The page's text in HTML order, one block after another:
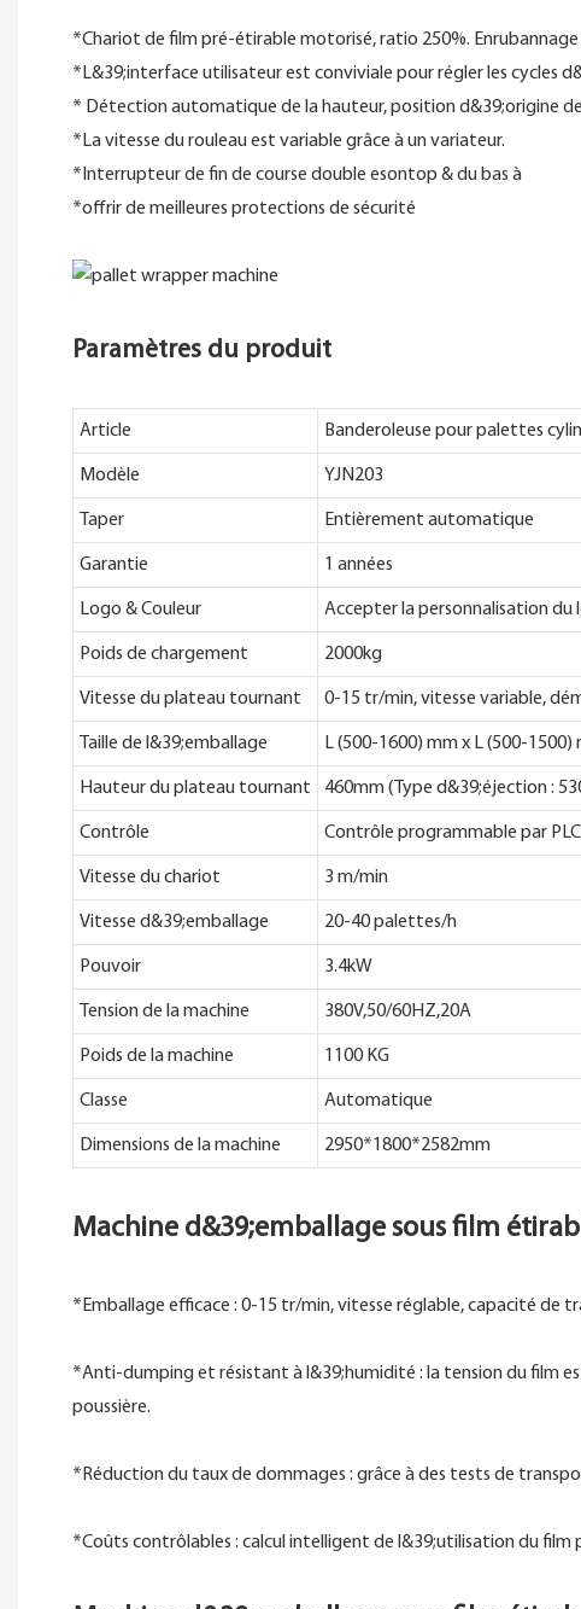
*Chariot de film pré-étirable motorisé, ratio 250%.
*L&39;interface utilisateur est conviviale pour régler les cycles
* Détection automatique de la hauteur, position d&39;origine
*La vitesse du rouleau est variable grâce à un variateur.
*Interrupteur de fin de course double esontop & du bas à
*offrir de meilleures protections de sécurité
Paramètres du produit
Article Banderoleuse pour palettes
Modèle YJN203
Taper Entièrement automatique
Garantie 1 années
Logo & Couleur Accepter la personnalisation du
Poids de chargement 2000kg
Vitesse du plateau tournant 0-15 tr/min, vitesse variable,
Taille de l&39;emballage L (500-1600) mm x L (500-1500)
Hauteur du plateau tournant 460mm (Type d&39;éjection :
Contrôle Contrôle programmable par PLC
Vitesse du chariot 3 m/min
Vitesse d&39;emballage 20-40 palettes/h
Pouvoir 3.4kW
Tension de la machine 380V,50/60HZ,20A
Poids de la machine 1100 KG
Classe Automatique
Dimensions de la machine 2950*1800*2582mm
Machine d&39;emballage sous film
*Emballage efficace : 0-15 tr/min, vitesse réglable, capacité de
*Anti-dumping et résistant à l&39;humidité : la tension du film
poussière.
*Réduction du taux de dommages : grâce à des tests de
*Coûts contrôlables : calcul intelligent de l&39;utilisation du